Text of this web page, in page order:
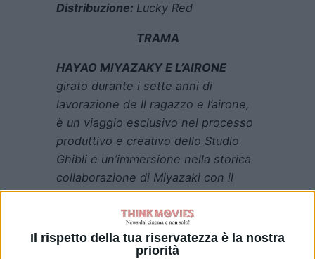
Il rispetto della tua riservatezza è la nostra
priorità
Distribuzione: Lucky Red
TRAMA
HAYAO MIYAZAKY E L’AIRONE
girato durante i sette anni di
lavorazione de Il ragazzo e l’airone,
è un viaggio esclusivo nel processo
produttivo e creativo dello Studio
Ghibli e un’immersione nella storica
collaborazione di Miyazaki con il
produttore Toshio Suzuki, una sorta
di danza tra inganni e amicizia, che
rispecchia quella di Mahito e l’airone,
con Suzuki che stimola Miyazaki a